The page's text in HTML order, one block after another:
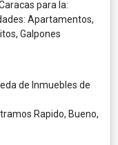
para la:
Apartamentos,
Galpones
de Inmuebles de
Rapido, Bueno,